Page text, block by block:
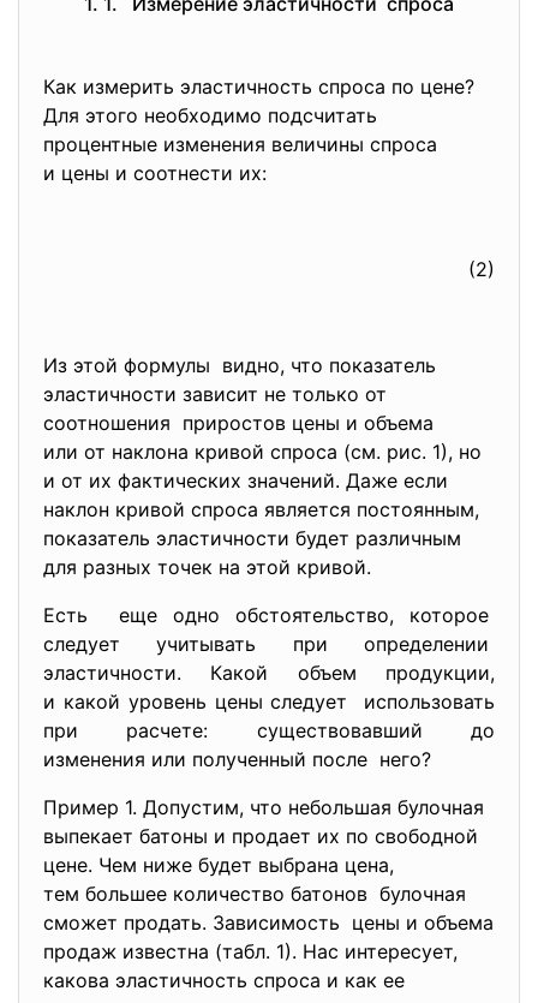
Как измерить эластичность спроса по цене?
Для этого необходимо подсчитать
процентные изменения величины спроса
и цены и соотнести их:
(2)
Из этой формулы видно, что показатель
эластичности зависит не только от
соотношения приростов цены и объема
или от наклона кривой спроса (см. рис. 1), но
и от их фактических значений. Даже если
наклон кривой спроса является постоянным,
показатель эластичности будет различным
для разных точек на этой кривой.
Есть еще одно обстоятельство, которое
следует учитывать при определении
эластичности. Какой объем продукции,
и какой уровень цены следует использовать
при расчете: существовавший до
изменения или полученный после него?
Пример 1. Допустим, что небольшая булочная
выпекает батоны и продает их по свободной
цене. Чем ниже будет выбрана цена,
тем большее количество батонов булочная
сможет продать. Зависимость цены и объема
продаж известна (табл. 1). Нас интересует,
какова эластичность спроса и как ее